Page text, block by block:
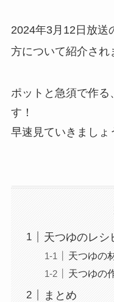
2024年3月12日放送
方について紹介され
ポットと急須で作
す！
早速見ていきましょ
天つゆのレシ
天つゆの
天つゆの
まとめ